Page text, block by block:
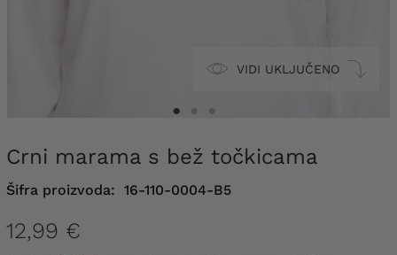
VIDI UKLJUČENO
Crni marama s bež točkicama
Šifra proizvoda: 16-110-0004-B5
12,99 €